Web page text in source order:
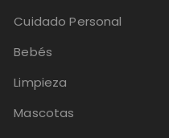
Cuidado Personal
Bebés
Limpieza
Mascotas